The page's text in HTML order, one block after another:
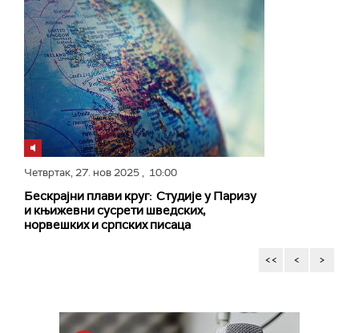
Четвртак,27. нов 2025, 10:00
Бескрајни плави круг: Студије у Паризу
и књижевни сусрети шведских,
норвешких и српских писаца
<< < >